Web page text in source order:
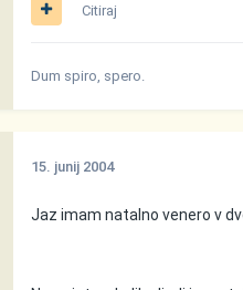
Citiraj
Dum spiro, spero.
15. junij 2004
Jaz imam natalno venero v